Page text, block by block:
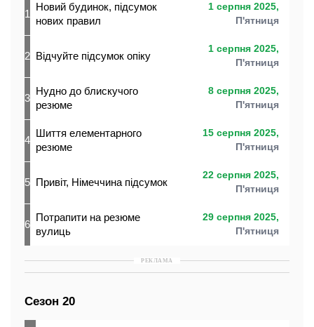
1
Новий будинок, підсумок
нових правил
1 серпня 2025,
П'ятниця
2 Відчуйте підсумок опіку
1 серпня 2025,
П'ятниця
3
Нудно до блискучого
резюме
8 серпня 2025,
П'ятниця
4
Шиття елементарного
резюме
15 серпня 2025,
П'ятниця
5 Привіт, Німеччина підсумок
22 серпня 2025,
П'ятниця
6
Потрапити на резюме
вулиць
29 серпня 2025,
П'ятниця
РЕКЛАМА
Сезон 20